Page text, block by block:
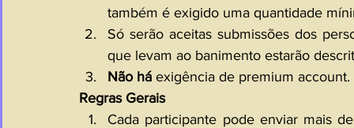
também é exigido uma quantidade
Só serão aceitas submissões dos
que levam ao banimento estarão
Não há exigência de premium account.
Regras Gerais
Cada participante pode enviar mais